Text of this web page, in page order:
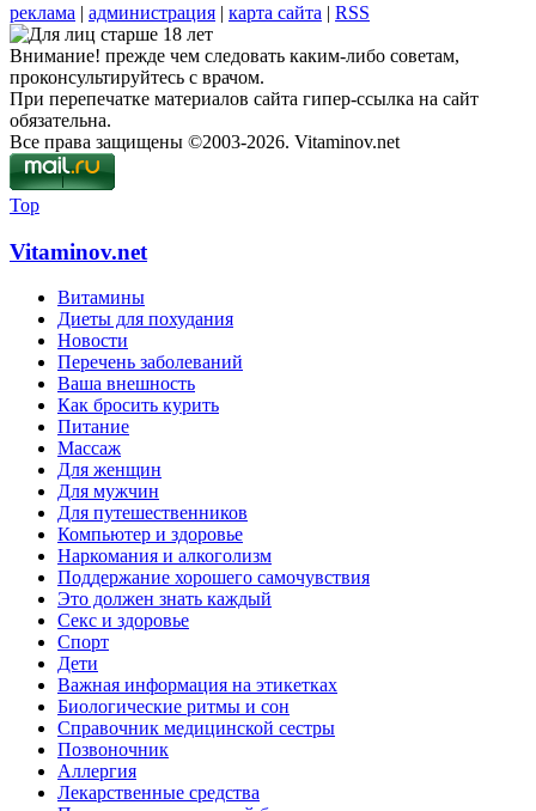
реклама | администрация | карта сайта | RSS
Внимание! прежде чем следовать каким-либо советам,
проконсультируйтесь с врачом.
При перепечатке материалов сайта гипер-ссылка на сайт
обязательна.
Все права защищены ©2003-2026. Vitaminov.net
Top
Vitaminov.net
Витамины
Диеты для похудания
Новости
Перечень заболеваний
Ваша внешность
Как бросить курить
Питание
Массаж
Для женщин
Для мужчин
Для путешественников
Компьютер и здоровье
Наркомания и алкоголизм
Поддержание хорошего самочувствия
Это должен знать каждый
Секс и здоровье
Спорт
Дети
Важная информация на этикетках
Биологические ритмы и сон
Справочник медицинской сестры
Позвоночник
Аллергия
Лекарственные средства